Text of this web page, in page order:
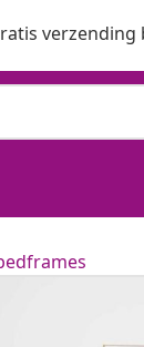
verzending